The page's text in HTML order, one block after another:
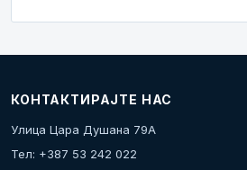
КОНТАКТИРАЈТЕ НАС
Улица Цара Душана 79А
Тел: +387 53 242 022